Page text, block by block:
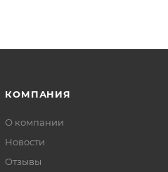
КОМПАНИЯ
О компании
Новости
Отзывы